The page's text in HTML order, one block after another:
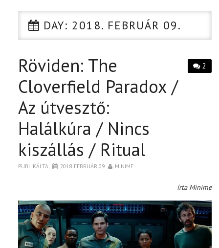
CIKK
PÓLÓ RENDELÉS
DAY: 2018. FEBRUÁR 09.
2
Röviden: The
Cloverfield Paradox /
Az útvesztő:
Halálkúra / Nincs
kiszállás / Ritual
PUBLIKÁLTA 2018. FEBRUÁR 09. MINIME
írta Minime